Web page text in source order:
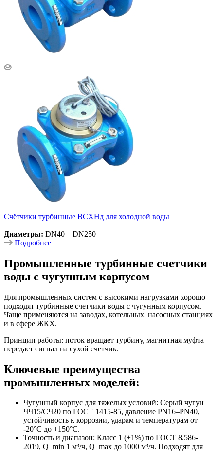
Счётчики турбинные ВСХНд для холодной воды
Диаметры: DN40 – DN250
Подробнее
Промышленные турбинные счетчики
воды с чугунным корпусом
Для промышленных систем с высокими нагрузками хорошо
подходят турбинные счетчики воды с чугунным корпусом.
Чаще применяются на заводах, котельных, насосных станциях
и в сфере ЖКХ.
Принцип работы: поток вращает турбину, магнитная муфта
передает сигнал на сухой счетчик.
Ключевые преимущества
промышленных моделей:
Чугунный корпус для тяжелых условий: Серый чугун
ЧЧ15/СЧ20 по ГОСТ 1415-85, давление PN16–PN40,
устойчивость к коррозии, ударам и температурам от
-20°C до +150°C.
Точность и диапазон: Класс 1 (±1%) по ГОСТ 8.586-
2019, Q_min 1 м³/ч, Q_max до 1000 м³/ч. Подходят для